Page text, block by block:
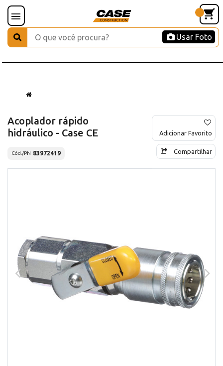
Usar Foto
Acoplador rápido
hidráulico - Case CE
Cód./PN 83972419
Adicionar Favorito
Compartilhar